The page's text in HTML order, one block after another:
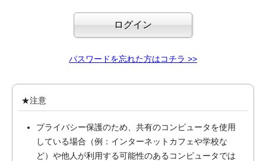
パスワードを忘れた方はコチラ >>
★注意
プライバシー保護のため、共有のコンピュータを使用
している場合（例：インターネットカフェや学校な
ど）や他人が利用する可能性のあるコンピュータでは